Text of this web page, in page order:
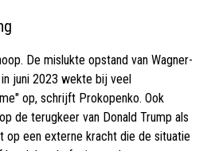
De mislukte opstand van Wagner-
juni 2023 wekte bij veel
op, schrijft Prokopenko. Ook
de terugkeer van Donald Trump als
op een externe kracht die de situatie